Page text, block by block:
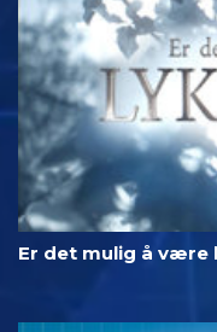
Er det mulig å være